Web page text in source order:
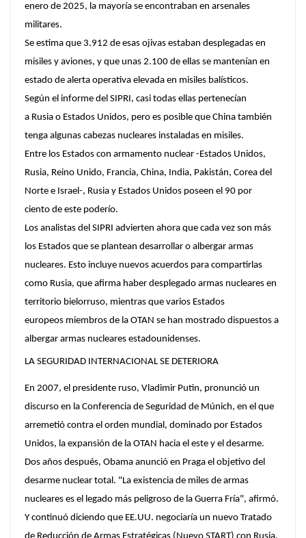
enero de 2025, la mayoría se encontraban en arsenales
militares.
Se estima que 3.912 de esas ojivas estaban desplegadas en
misiles y aviones, y que unas 2.100 de ellas se mantenían en
estado de alerta operativa elevada en misiles balísticos.
Según el informe del SIPRI, casi todas ellas pertenecían
a Rusia o Estados Unidos, pero es posible que China también
tenga algunas cabezas nucleares instaladas en misiles.
Entre los Estados con armamento nuclear -Estados Unidos,
Rusia, Reino Unido, Francia, China, India, Pakistán, Corea del
Norte e Israel-, Rusia y Estados Unidos poseen el 90 por
ciento de este poderío.
Los analistas del SIPRI advierten ahora que cada vez son más
los Estados que se plantean desarrollar o albergar armas
nucleares. Esto incluye nuevos acuerdos para compartirlas
como Rusia, que afirma haber desplegado armas nucleares en
territorio bielorruso, mientras que varios Estados
europeos miembros de la OTAN se han mostrado dispuestos a
albergar armas nucleares estadounidenses.
LA SEGURIDAD INTERNACIONAL SE DETERIORA
En 2007, el presidente ruso, Vladimir Putin, pronunció un
discurso en la Conferencia de Seguridad de Múnich, en el que
arremetió contra el orden mundial, dominado por Estados
Unidos, la expansión de la OTAN hacia el este y el desarme.
Dos años después, Obama anunció en Praga el objetivo del
desarme nuclear total. "La existencia de miles de armas
nucleares es el legado más peligroso de la Guerra Fría", afirmó.
Y continuó diciendo que EE.UU. negociaría un nuevo Tratado